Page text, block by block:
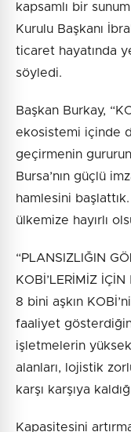
kapsamlı bir
Kurulu Başkanı
ticaret hayatında
söyledi.
Başkan Burkay,
ekosistemi içinde
geçirmenin
Bursa’nın güçlü
hamlesini
ülkemize hayırlı
“PLANSIZLIĞIN
KOBİ’LERİMİZ
8 bini aşkın
faaliyet
işletmelerin
alanları, lojistik
karşı karşıya
Kapasitesini